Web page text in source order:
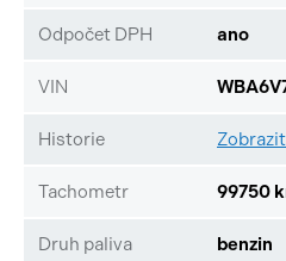
Odpočet DPH ano
VIN
Historie
Tachometr 99750
Druh paliva benzin